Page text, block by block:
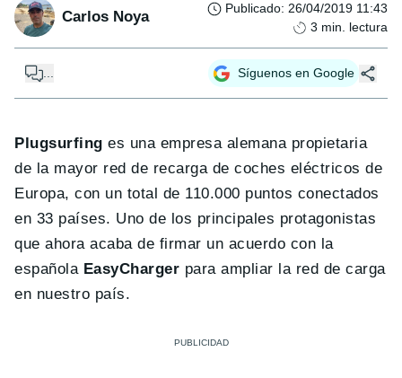
Carlos Noya Publicado: 26/04/2019 11:43
3 min. lectura
... Síguenos en Google
Plugsurfing es una empresa alemana propietaria
de la mayor red de recarga de coches eléctricos de
Europa, con un total de 110.000 puntos conectados
en 33 países. Uno de los principales protagonistas
que ahora acaba de firmar un acuerdo con la
española EasyCharger para ampliar la red de carga
en nuestro país.